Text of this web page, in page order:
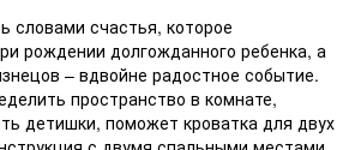
словами счастья, которое
рождении долгожданного ребенка, а
– вдвойне радостное событие.
пространство в комнате,
детишки, поможет кроватка для двух